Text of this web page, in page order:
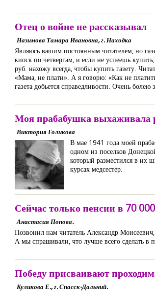
Отец о войне не рассказывал
Назимова Тамара Ивановна, г. Находка
Являюсь вашим постоянным читателем, но
киоск по четвергам, и если не успеешь
руб. нахожу всегда, чтобы купить газету.
«Мама, не плати». А я говорю: «Как не
газета добьется справедливости. Очень
Моя прабабушка выхаживала
Виктория Голикова
В мае 1941 года моей
одном из поселков
который разместился в их
курсах медсестер.
Сейчас только пенсии в 70
Анастасия Попова.
Позвонил нам читатель Александр
А мы спрашивали, что лучше всего сделать в
Победу присваивают
Куликова Е., г. Спасск-Дальний.